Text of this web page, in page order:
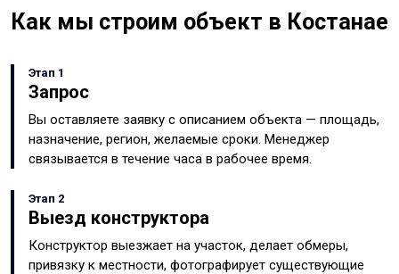
Как мы строим объект в Костанае
Этап 1
Запрос
Вы оставляете заявку с описанием объекта — площадь,
назначение, регион, желаемые сроки. Менеджер
связывается в течение часа в рабочее время.
Этап 2
Выезд конструктора
Конструктор выезжает на участок, делает обмеры,
привязку к местности, фотографирует существующие